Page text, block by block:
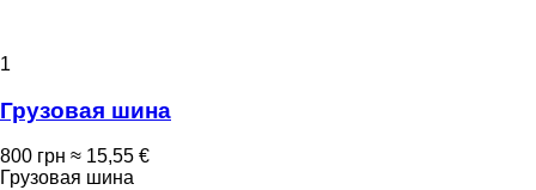
1
Грузовая шина
800 грн ≈ 15,55 €
Грузовая шина